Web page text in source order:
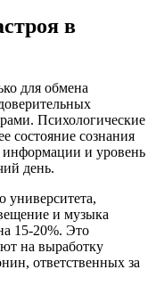
в
для обмена
Психологические
состояние сознания
информации и уровень
день.
университета,
и музыка
15-20%. Это
на выработку
ответственных за